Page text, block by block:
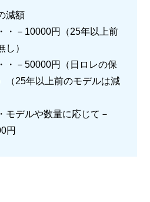
減額
・－10000円（25年以上前
）
・－50000円（日ロレの保
（25年以上前のモデルは減
モデルや数量に応じて－
円